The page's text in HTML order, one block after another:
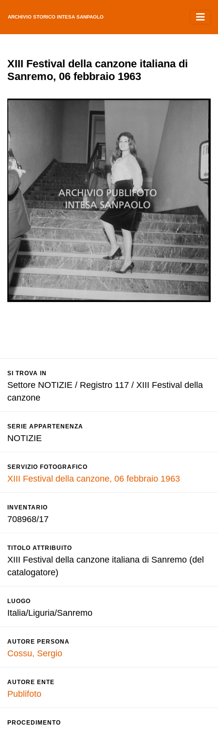
ARCHIVIO STORICO INTESA SANPAOLO
XIII Festival della canzone italiana di
Sanremo, 06 febbraio 1963
SI TROVA IN
Settore NOTIZIE / Registro 117 / XIII Festival della
canzone
SERIE APPARTENENZA
NOTIZIE
SERVIZIO FOTOGRAFICO
XIII Festival della canzone, 06 febbraio 1963
INVENTARIO
708968/17
TITOLO ATTRIBUITO
XIII Festival della canzone italiana di Sanremo (del
catalogatore)
LUOGO
Italia/Liguria/Sanremo
AUTORE PERSONA
Cossu, Sergio
AUTORE ENTE
Publifoto
PROCEDIMENTO